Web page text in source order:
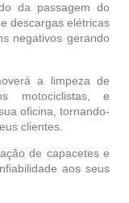
da passagem do
descargas elétricas
negativos gerando
a limpeza de
motociclistas, e
oficina, tornando-
clientes.
de capacetes e
aos seus